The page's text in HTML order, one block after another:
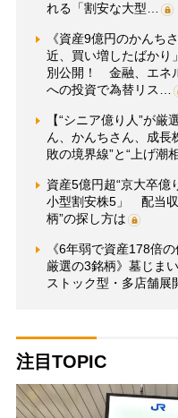
れる「割安な大型…
《資産9億円のかんち
近、買い増したばかり
別公開！ 金融、エネ
への投資で為替リス…
【“シニア億り人”が
ん、かんちさん、成長
敗の境界線”と“上げ潮
資産5億円超“京大卒億
小型割安株5」 配当収
柄”の探し方は
《6年弱で資産178倍
厳選の3銘柄》墓じま
ストック型・多店舗展
注目TOPIC